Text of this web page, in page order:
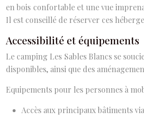
en bois confortable et une vue
Il est conseillé de réserver ces
Accessibilité et équipements
Le camping Les Sables Blancs se
disponibles, ainsi que des
Equipements pour les personnes à
Accès aux principaux bâtiments